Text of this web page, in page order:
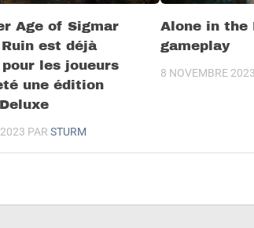
Age of Sigmar
est déjà
les joueurs
une édition
PAR STURM
Alone in the
gameplay
8 NOVEMBRE 2023